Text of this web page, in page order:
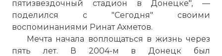
пятизвездочный стадион в Донецке", —
поделился с "Сегодня" своими
воспоминаниями Ринат Ахметов.
Мечта начала воплощаться в жизнь через
пять лет. В 2004-м в Донецк был